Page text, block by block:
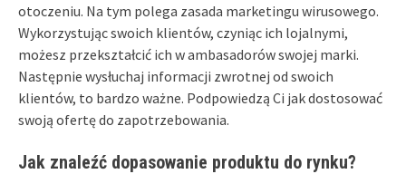
otoczeniu. Na tym polega zasada marketingu wirusowego.
Wykorzystując swoich klientów, czyniąc ich lojalnymi,
możesz przekształcić ich w ambasadorów swojej marki.
Następnie wysłuchaj informacji zwrotnej od swoich
klientów, to bardzo ważne. Podpowiedzą Ci jak dostosować
swoją ofertę do zapotrzebowania.
Jak znaleźć dopasowanie produktu do rynku?